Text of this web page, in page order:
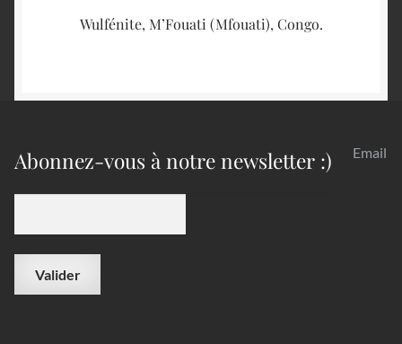
Wulfénite, M’Fouati (Mfouati), Congo.
Abonnez-vous à notre newsletter :) Email